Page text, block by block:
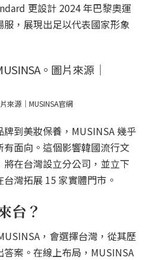
更設計 2024 年巴黎奧運
，展現出足以代表國家形象
來源｜MUSINSA官網
到美妝保養，MUSINSA 幾乎
面向。這個影響韓國流行文
在台灣設立分公司，並立下
灣拓展 15 家實體門市。
台？
，會選擇台灣，從其歷
案。在線上布局，MUSINSA